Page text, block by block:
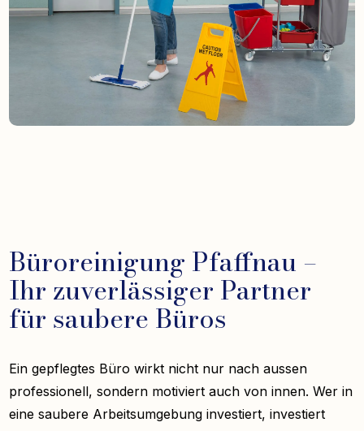
Büroreinigung Pfaffnau –
Ihr zuverlässiger Partner
für saubere Büros
Ein gepflegtes Büro wirkt nicht nur nach aussen
professionell, sondern motiviert auch von innen. Wer in
eine saubere Arbeitsumgebung investiert, investiert